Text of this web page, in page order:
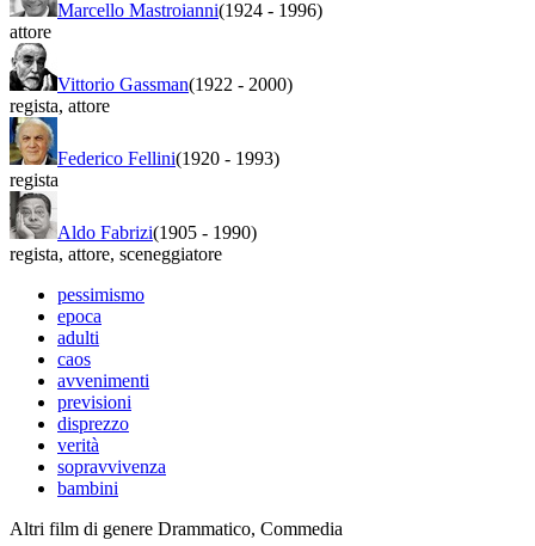
Marcello Mastroianni(1924 - 1996)
attore
Vittorio Gassman(1922 - 2000)
regista, attore
Federico Fellini(1920 - 1993)
regista
Aldo Fabrizi(1905 - 1990)
regista, attore, sceneggiatore
pessimismo
epoca
adulti
caos
avvenimenti
previsioni
disprezzo
verità
sopravvivenza
bambini
Altri film di genere Drammatico, Commedia